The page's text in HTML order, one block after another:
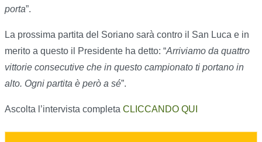
porta”.
La prossima partita del Soriano sarà contro il San Luca e in
merito a questo il Presidente ha detto: “Arriviamo da quattro
vittorie consecutive che in questo campionato ti portano in
alto. Ogni partita è però a sé”.
Ascolta l’intervista completa CLICCANDO QUI